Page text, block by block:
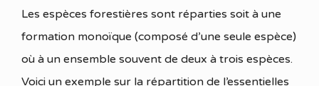
Les espèces forestières sont réparties soit à une
formation monoïque (composé d’une seule espèce)
où à un ensemble souvent de deux à trois espèces.
Voici un exemple sur la répartition de l’essentielles